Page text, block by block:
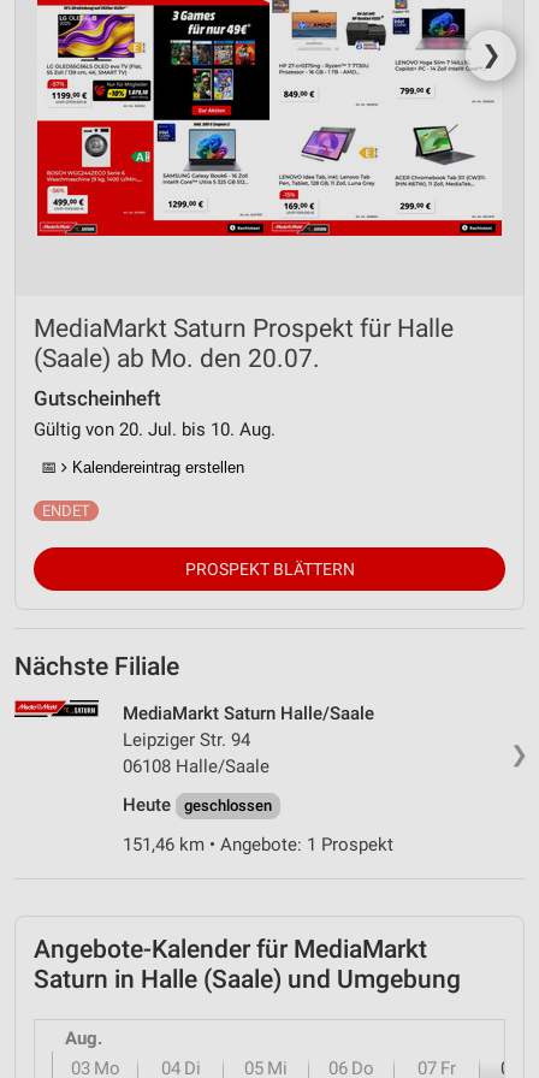
❯
MediaMarkt Saturn Prospekt für Halle
(Saale) ab Mo. den 20.07.
Gutscheinheft
Gültig von 20. Jul. bis 10. Aug.
📅 Kalendereintrag erstellen
PROSPEKT BLÄTTERN
Nächste Filiale
❯
MediaMarkt Saturn Halle/Saale
Leipziger Str. 94
06108 Halle/Saale
Heute
geschlossen
151,46 km • Angebote: 1 Prospekt
Angebote-Kalender für MediaMarkt
Saturn in Halle (Saale) und Umgebung
Aug.
03 Mo 04 Di 05 Mi 06 Do 07 Fr 08